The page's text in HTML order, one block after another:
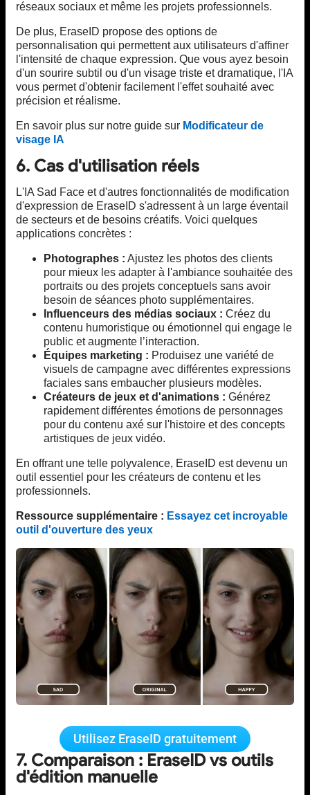
réseaux sociaux et même les projets professionnels.
De plus, EraseID propose des options de
personnalisation qui permettent aux utilisateurs d'affiner
l'intensité de chaque expression. Que vous ayez besoin
d'un sourire subtil ou d'un visage triste et dramatique, l'IA
vous permet d'obtenir facilement l'effet souhaité avec
précision et réalisme.
En savoir plus sur notre guide sur Modificateur de
visage IA
6. Cas d'utilisation réels
L'IA Sad Face et d'autres fonctionnalités de modification
d'expression de EraseID s'adressent à un large éventail
de secteurs et de besoins créatifs. Voici quelques
applications concrètes :
Photographes : Ajustez les photos des clients
pour mieux les adapter à l'ambiance souhaitée des
portraits ou des projets conceptuels sans avoir
besoin de séances photo supplémentaires.
Influenceurs des médias sociaux : Créez du
contenu humoristique ou émotionnel qui engage le
public et augmente l’interaction.
Équipes marketing : Produisez une variété de
visuels de campagne avec différentes expressions
faciales sans embaucher plusieurs modèles.
Créateurs de jeux et d'animations : Générez
rapidement différentes émotions de personnages
pour du contenu axé sur l'histoire et des concepts
artistiques de jeux vidéo.
En offrant une telle polyvalence, EraseID est devenu un
outil essentiel pour les créateurs de contenu et les
professionnels.
Ressource supplémentaire : Essayez cet incroyable
outil d'ouverture des yeux
Utilisez EraseID gratuitement
7. Comparaison : EraseID vs outils
d'édition manuelle